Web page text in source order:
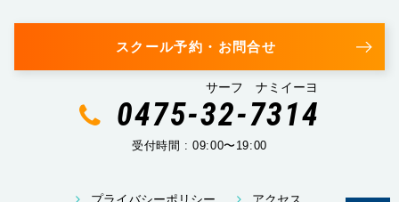
スクール予約・お問合せ
サーフ ナミイーヨ
0475-32-7314
受付時間 : 09:00〜19:00